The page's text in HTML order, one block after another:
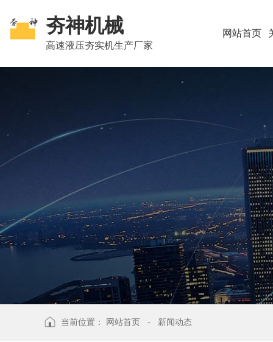
夯神机械
高速液压夯实机生产厂家
网站首页
当前位置： 网站首页 - 新闻动态